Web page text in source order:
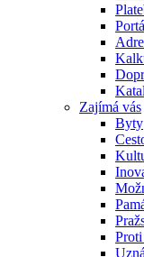
Zajímá vás
Byty